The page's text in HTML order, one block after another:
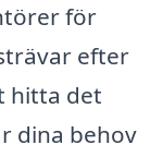
för
efter
hitta det
dina behov